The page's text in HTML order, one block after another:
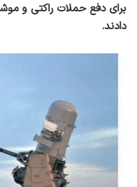
برای دفع حملات راکتی و
دادند.